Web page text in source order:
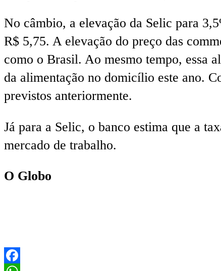
No câmbio, a elevação da Selic para
R$ 5,75. A elevação do preço das
como o Brasil. Ao mesmo tempo, essa
da alimentação no domicílio este ano.
previstos anteriormente.
Já para a Selic, o banco estima que a
mercado de trabalho.
O Globo